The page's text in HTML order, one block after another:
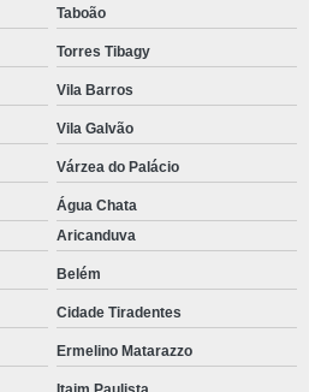
Taboão
Torres Tibagy
Vila Barros
Vila Galvão
Várzea do Palácio
Água Chata
Aricanduva
Belém
Cidade Tiradentes
Ermelino Matarazzo